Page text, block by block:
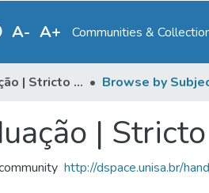
A- A+ Communities &
Pós-Graduação | Stricto Sensu Browse by
|
http://dspace.unisa.br/